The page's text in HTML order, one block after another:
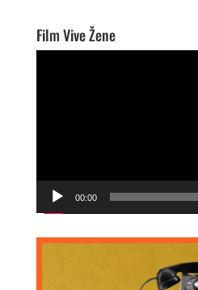
Film Vive Žene
00:00